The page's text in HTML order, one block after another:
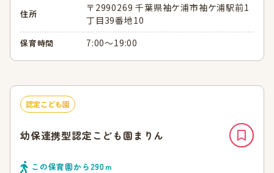
住所
〒2990269 千葉県袖ケ浦市袖ケ浦駅前1
丁目39番地10
保育時間 7:00～19:00
認定こども園
幼保連携型認定こども園まりん
この保育園から 290ｍ